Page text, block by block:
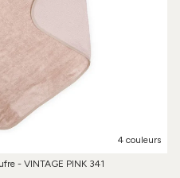
4 couleurs
- VINTAGE PINK 341